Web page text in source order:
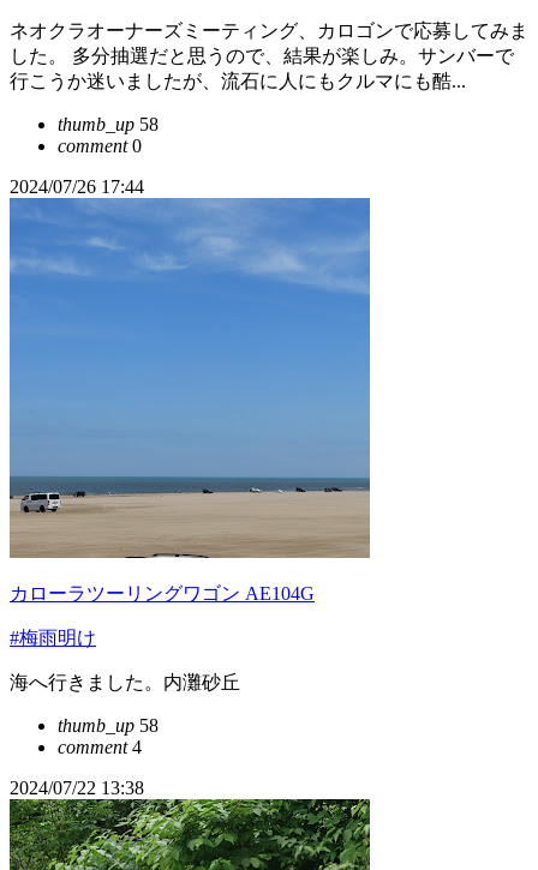
ネオクラオーナーズミーティング、カロゴンで応募してみま
した。 多分抽選だと思うので、結果が楽しみ。サンバーで
行こうか迷いましたが、流石に人にもクルマにも酷...
thumb_up 58
comment0
2024/07/26 17:44
カローラツーリングワゴン AE104G
#梅雨明け
海へ行きました。内灘砂丘
thumb_up 58
comment4
2024/07/22 13:38